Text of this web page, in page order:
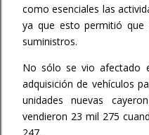
como esenciales las
ya que esto permitió que
suministros.
No sólo se vio afectado
adquisición de vehículos
unidades nuevas
vendieron 23 mil 275